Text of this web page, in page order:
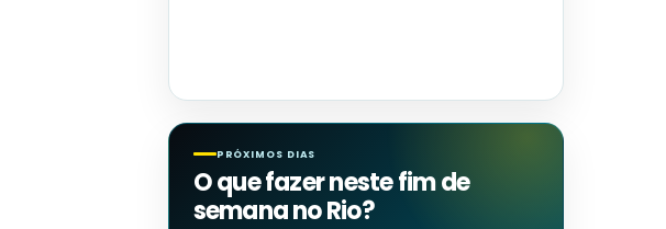
PRÓXIMOS DIAS
O que fazer neste fim de
semana no Rio?